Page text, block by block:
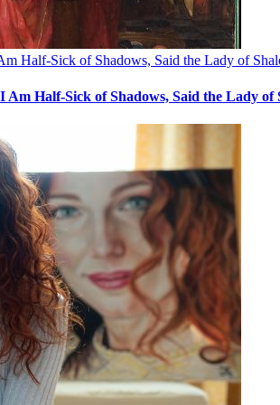
Half-Sick of Shadows, Said the Lady of
Am Half-Sick of Shadows, Said the Lady of